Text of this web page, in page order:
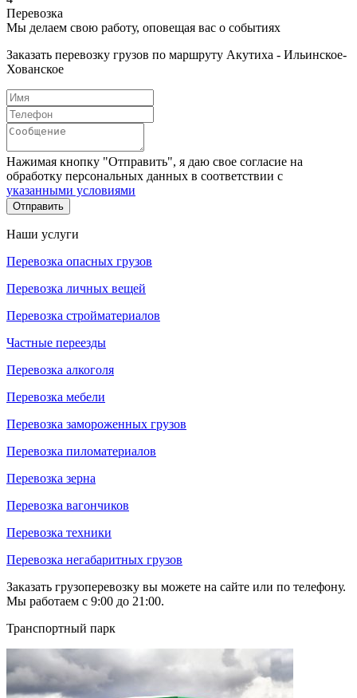
Перевозка
Мы делаем свою работу, оповещая вас о событиях
Заказать перевозку грузов по маршруту Акутиха - Ильинское-
Хованское
Нажимая кнопку "Отправить", я даю свое согласие на
обработку персональных данных в соответствии с
указанными условиями
Отправить
Наши услуги
Перевозка опасных грузов
Перевозка личных вещей
Перевозка стройматериалов
Частные переезды
Перевозка алкоголя
Перевозка мебели
Перевозка замороженных грузов
Перевозка пиломатериалов
Перевозка зерна
Перевозка вагончиков
Перевозка техники
Перевозка негабаритных грузов
Заказать грузоперевозку вы можете на сайте или по телефону.
Мы работаем с 9:00 до 21:00.
Транспортный парк